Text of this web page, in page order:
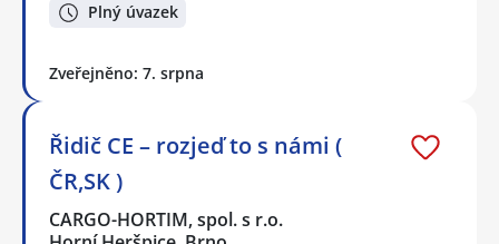
Plný úvazek
Zveřejněno: 7. srpna
Řidič CE – rozjeď to s námi (
ČR,SK )
CARGO-HORTIM, spol. s r.o.